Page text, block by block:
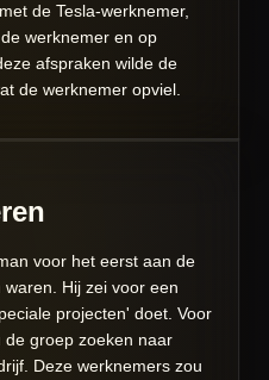
de Tesla-werknemer,
werknemer en op
afspraken wilde de
de werknemer opviel.
voor het eerst aan de
Hij zei voor een
projecten' doet. Voor
groep zoeken naar
Deze werknemers zou